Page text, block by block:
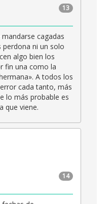
13
cagadas
perdona ni un solo
algo bien los
fin una como la
A todos los
cada tanto, más
lo más probable es
que viene.
14